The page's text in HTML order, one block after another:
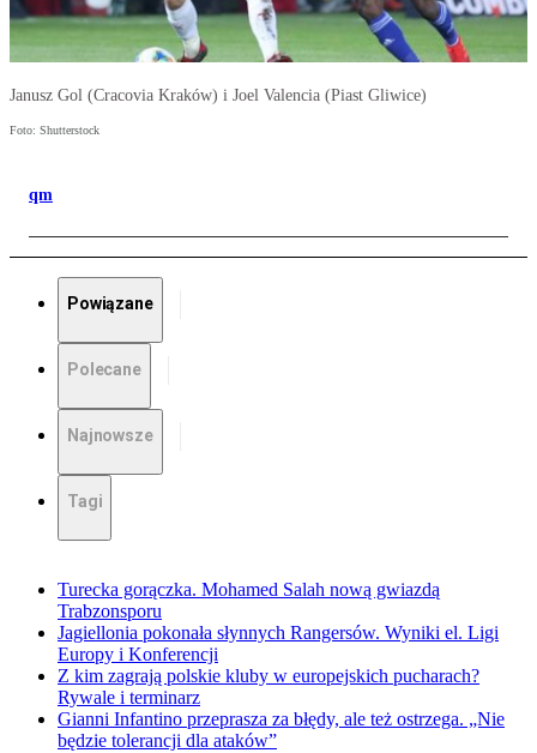
Janusz Gol (Cracovia Kraków) i Joel Valencia (Piast Gliwice)
Foto: Shutterstock
qm
Powiązane
Polecane
Najnowsze
Tagi
Turecka gorączka. Mohamed Salah nową gwiazdą
Trabzonsporu
Jagiellonia pokonała słynnych Rangersów. Wyniki el. Ligi
Europy i Konferencji
Z kim zagrają polskie kluby w europejskich pucharach?
Rywale i terminarz
Gianni Infantino przeprasza za błędy, ale też ostrzega. „Nie
będzie tolerancji dla ataków”